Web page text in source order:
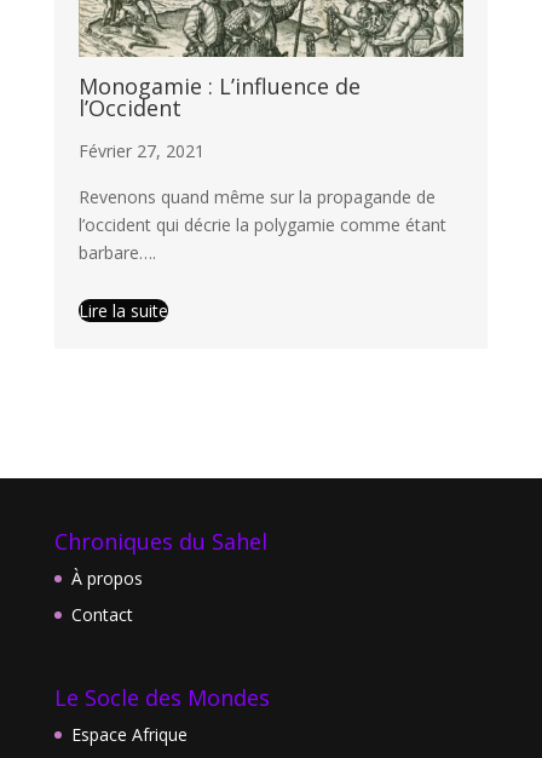
Monogamie : L’influence de
l’Occident
Février 27, 2021
Revenons quand même sur la propagande de
l’occident qui décrie la polygamie comme étant
barbare….
Lire la suite
Chroniques du Sahel
À propos
Contact
Le Socle des Mondes
Espace Afrique